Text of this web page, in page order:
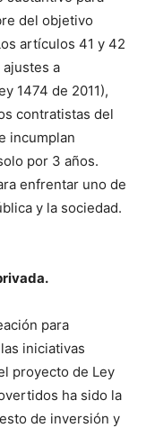
del objetivo
artículos 41 y 42
a
1474 de 2011),
contratistas del
incumplan
por 3 años.
enfrentar uno de
y la sociedad.
para
iniciativas
proyecto de Ley
ha sido la
de inversión y